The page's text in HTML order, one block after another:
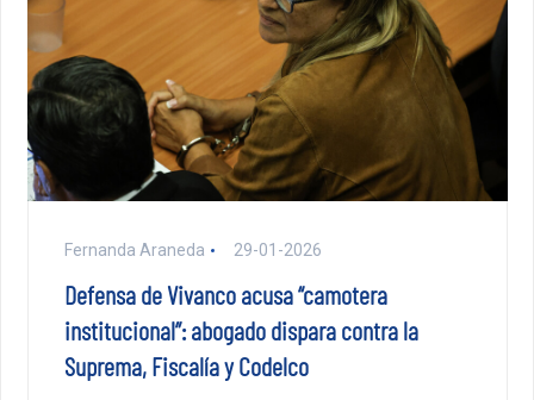
Fernanda Araneda 29-01-2026
Defensa de Vivanco acusa “camotera
institucional”: abogado dispara contra la
Suprema, Fiscalía y Codelco